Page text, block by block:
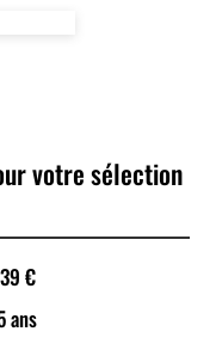
votre sélection
€
ans